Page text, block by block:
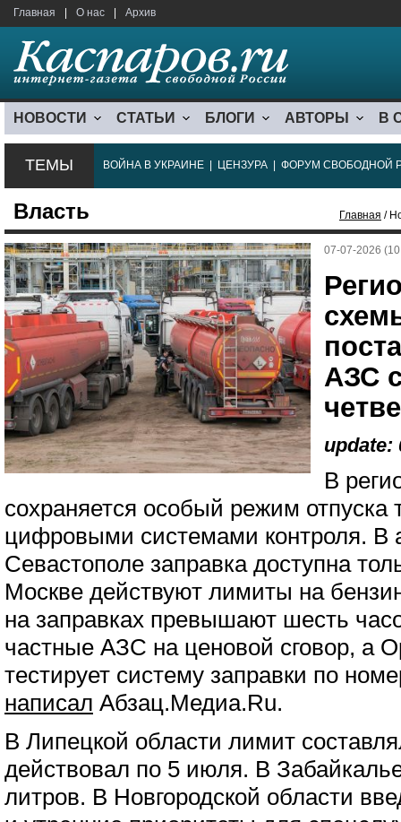
Главная О нас Архив
НОВОСТИ СТАТЬИ БЛОГИ АВТОРЫ В
ТЕМЫ ВОЙНА В УКРАИНЕ ЦЕНЗУРА ФОРУМ СВОБОДНОЙ
Власть Главная /
07-07-2026
АЗС
update:
В
сохраняется особый режим
цифровыми системами контроля. В
Севастополе заправка доступна
Москве действуют лимиты на
на заправках превышают шесть
частные АЗС на ценовой сговор, а
тестирует систему заправки по
написал Абзац.Медиа.Ru.
В Липецкой области лимит
действовал по 5 июля. В
литров. В Новгородской области